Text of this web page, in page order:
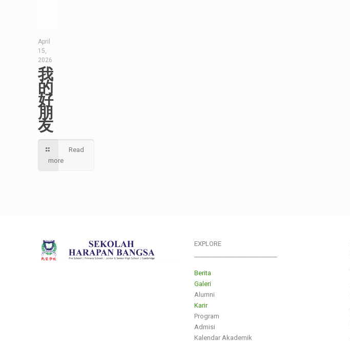
April
15,
2026
我
的
好
朋
友
Read
more
EXPLORE
Berita
Galeri
Alumni
Karir
Program
Admisi
Kalendar Akademik